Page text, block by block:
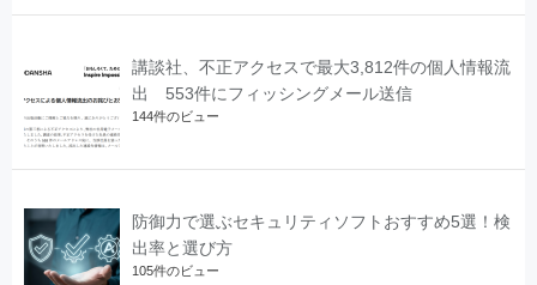
講談社、不正アクセスで最大3,812件の個人情報流
出 553件にフィッシングメール送信
144件のビュー
防御力で選ぶセキュリティソフトおすすめ5選！検
出率と選び方
105件のビュー